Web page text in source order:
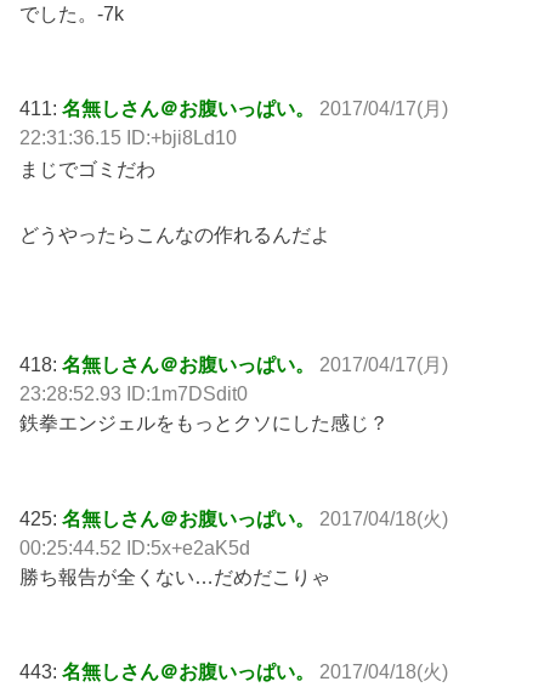
でした。-7k
411:名無しさん＠お腹いっぱい。
2017/04/17(月)
22:31:36.15 ID:+bji8Ld10
まじでゴミだわ
どうやったらこんなの作れるんだよ
418:名無しさん＠お腹いっぱい。
2017/04/17(月)
23:28:52.93 ID:1m7DSdit0
鉄拳エンジェルをもっとクソにした感じ？
425:名無しさん＠お腹いっぱい。
2017/04/18(火)
00:25:44.52 ID:5x+e2aK5d
勝ち報告が全くない…だめだこりゃ
443:名無しさん＠お腹いっぱい。
2017/04/18(火)